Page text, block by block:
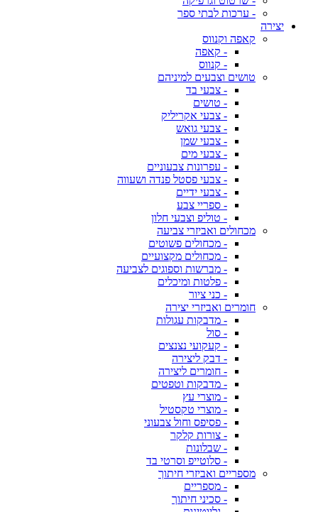
- ערכות לבתי ספר
יצירה
קאפה וקנווס
- קאפה
- קנווס
טושים וצבעים למיניהם
- צבעי בד
- טושים
- צבעי אקריליק
- צבעי גואש
- צבעי שמן
- צבעי מים
- עפרונות צבעוניים
- צבעי פסטל פנדה ושעווה
- צבעי ידיים
- ספריי צבע
- טוליפ וצבעי חלון
מכחולים ואביזרי צביעה
- מכחולים פשוטים
- מכחולים מקצועיים
- מברשות וספוגים לצביעה
- פלטות ומיכלים
- כני ציור
חומרים ואביזרי יצירה
- מדבקות עגולות
- סול
- קעקועי נצנצים
- דבק ליצירה
- חומרים ליצירה
- מדבקות וטפטים
- מוצרי עץ
- מוצרי טקסטיל
- פסיפס וחול צבעוני
- צורות קלקר
- שבלונות
- סלוטייפ וסרטי בד
מספריים ואביזרי חיתוך
- מספריים
- סכיני חיתוך